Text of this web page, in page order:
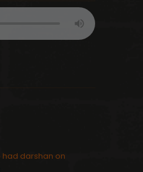
darshan on